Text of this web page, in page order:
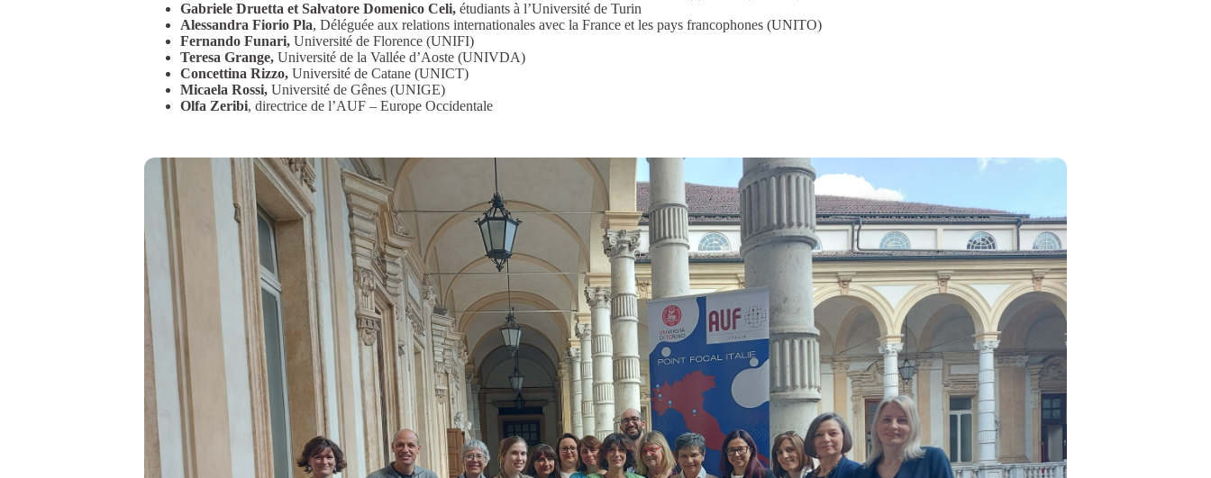
Gabriele Druetta et Salvatore Domenico Celi, étudiants à l’Université de Turin
Alessandra Fiorio Pla, Déléguée aux relations internationales avec la France et les pays francophones (UNITO)
Fernando Funari, Université de Florence (UNIFI)
Teresa Grange, Université de la Vallée d’Aoste (UNIVDA)
Concettina Rizzo, Université de Catane (UNICT)
Micaela Rossi, Université de Gênes (UNIGE)
Olfa Zeribi, directrice de l’AUF – Europe Occidentale